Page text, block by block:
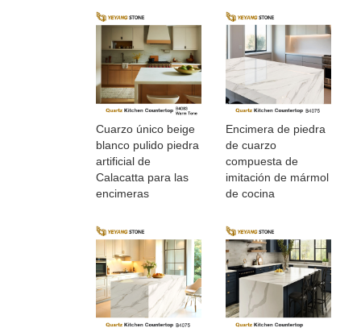
Cuarzo único beige
blanco pulido piedra
artificial de
Calacatta para las
encimeras
Encimera de piedra
de cuarzo
compuesta de
imitación de mármol
de cocina